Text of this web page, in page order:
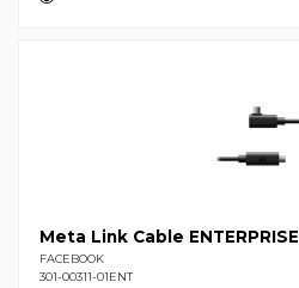
Meta Link Cable ENTERPRISE
FACEBOOK
301-00311-01ENT